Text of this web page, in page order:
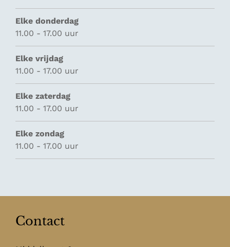
Elke donderdag
11.00 - 17.00 uur
Elke vrijdag
11.00 - 17.00 uur
Elke zaterdag
11.00 - 17.00 uur
Elke zondag
11.00 - 17.00 uur
Contact